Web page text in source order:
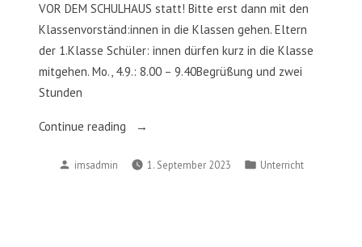
VOR DEM SCHULHAUS statt! Bitte erst dann mit den
Klassenvorständ:innen in die Klassen gehen. Eltern
der 1.Klasse Schüler: innen dürfen kurz in die Klasse
mitgehen. Mo., 4.9.: 8.00 – 9.40Begrüßung und zwei
Stunden
Continue reading
„Schulbeginn
Posted
imsadmin 1. September 2023
Posted
Unterricht